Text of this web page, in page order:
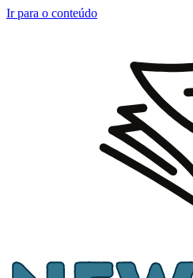
Ir para o conteúdo